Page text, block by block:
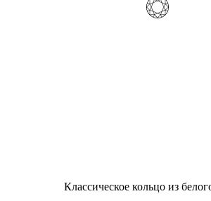
Классическое кольцо из